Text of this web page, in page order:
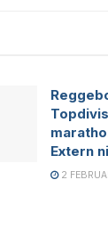
Extern
2